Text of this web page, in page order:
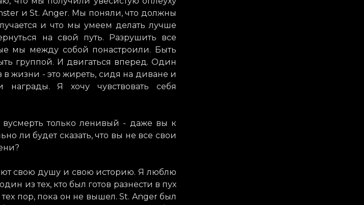
и St. Anger. Мы поняли, что должны
и что мы умеем делать лучше
на свой путь. Разрушить все
мы между собой понастроили. Быть
группой. И двигаться вперед. Один
в жизни - это жиреть, сидя на диване и
награды. Я хочу чувствовать себя
вусмерть только ленивый - даже вы к
ли будет сказать, что вы не все свои
свою душу и свою историю. Я люблю
из тех, кто был готов разнести в пух
пор, пока он не вышел. St. Anger был